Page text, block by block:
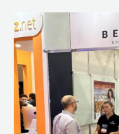
na
JPR
2024
com
Oportunidades
de